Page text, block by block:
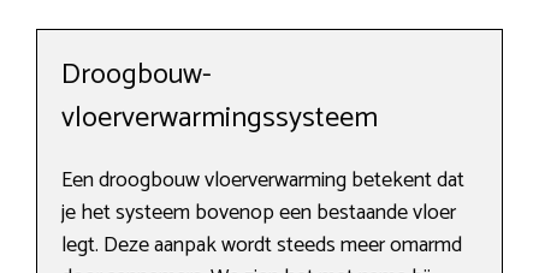
Droogbouw-
vloerverwarmingssysteem
Een droogbouw vloerverwarming betekent dat
je het systeem bovenop een bestaande vloer
legt. Deze aanpak wordt steeds meer omarmd